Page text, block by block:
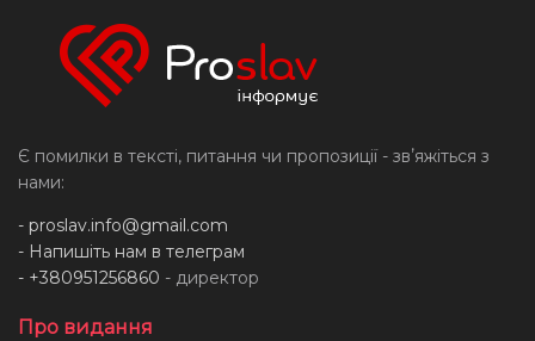
Є помилки в тексті, питання чи пропозиції - звʼяжіться з
нами:
- proslav.info@gmail.com
- Напишіть нам в телеграм
- +380951256860 - директор
Про видання